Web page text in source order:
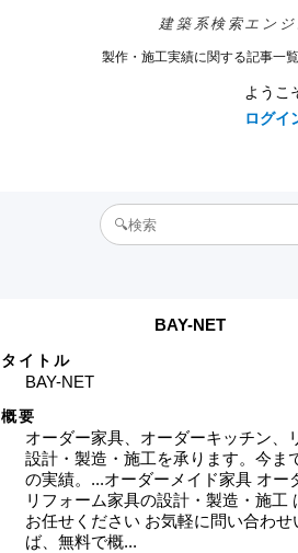
建築系検索エン
製作・施工実績に関する記事一
ようこ
ログイ
BAY-NET
タイトル
BAY-NET
概要
オーダー家具、オーダーキッチン、
設計・製造・施工を承ります。今ま
の実績。...オーダーメイド家具 オー
リフォーム家具の設計・製造・施工
お任せください お気軽に問い合わせ
ば、無料で概...